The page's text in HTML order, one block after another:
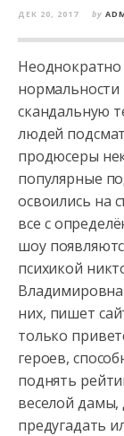
ДЕК 20, 2017 by
нормальности
скандальную
людей
продюсеры
популярные
освоились на
все с
шоу
психикой
Владимировна
них, пишет
только
героев,
поднять
веселой
предугадать